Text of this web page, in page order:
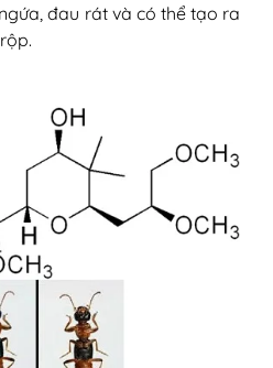
đau rát và có thể tạo ra